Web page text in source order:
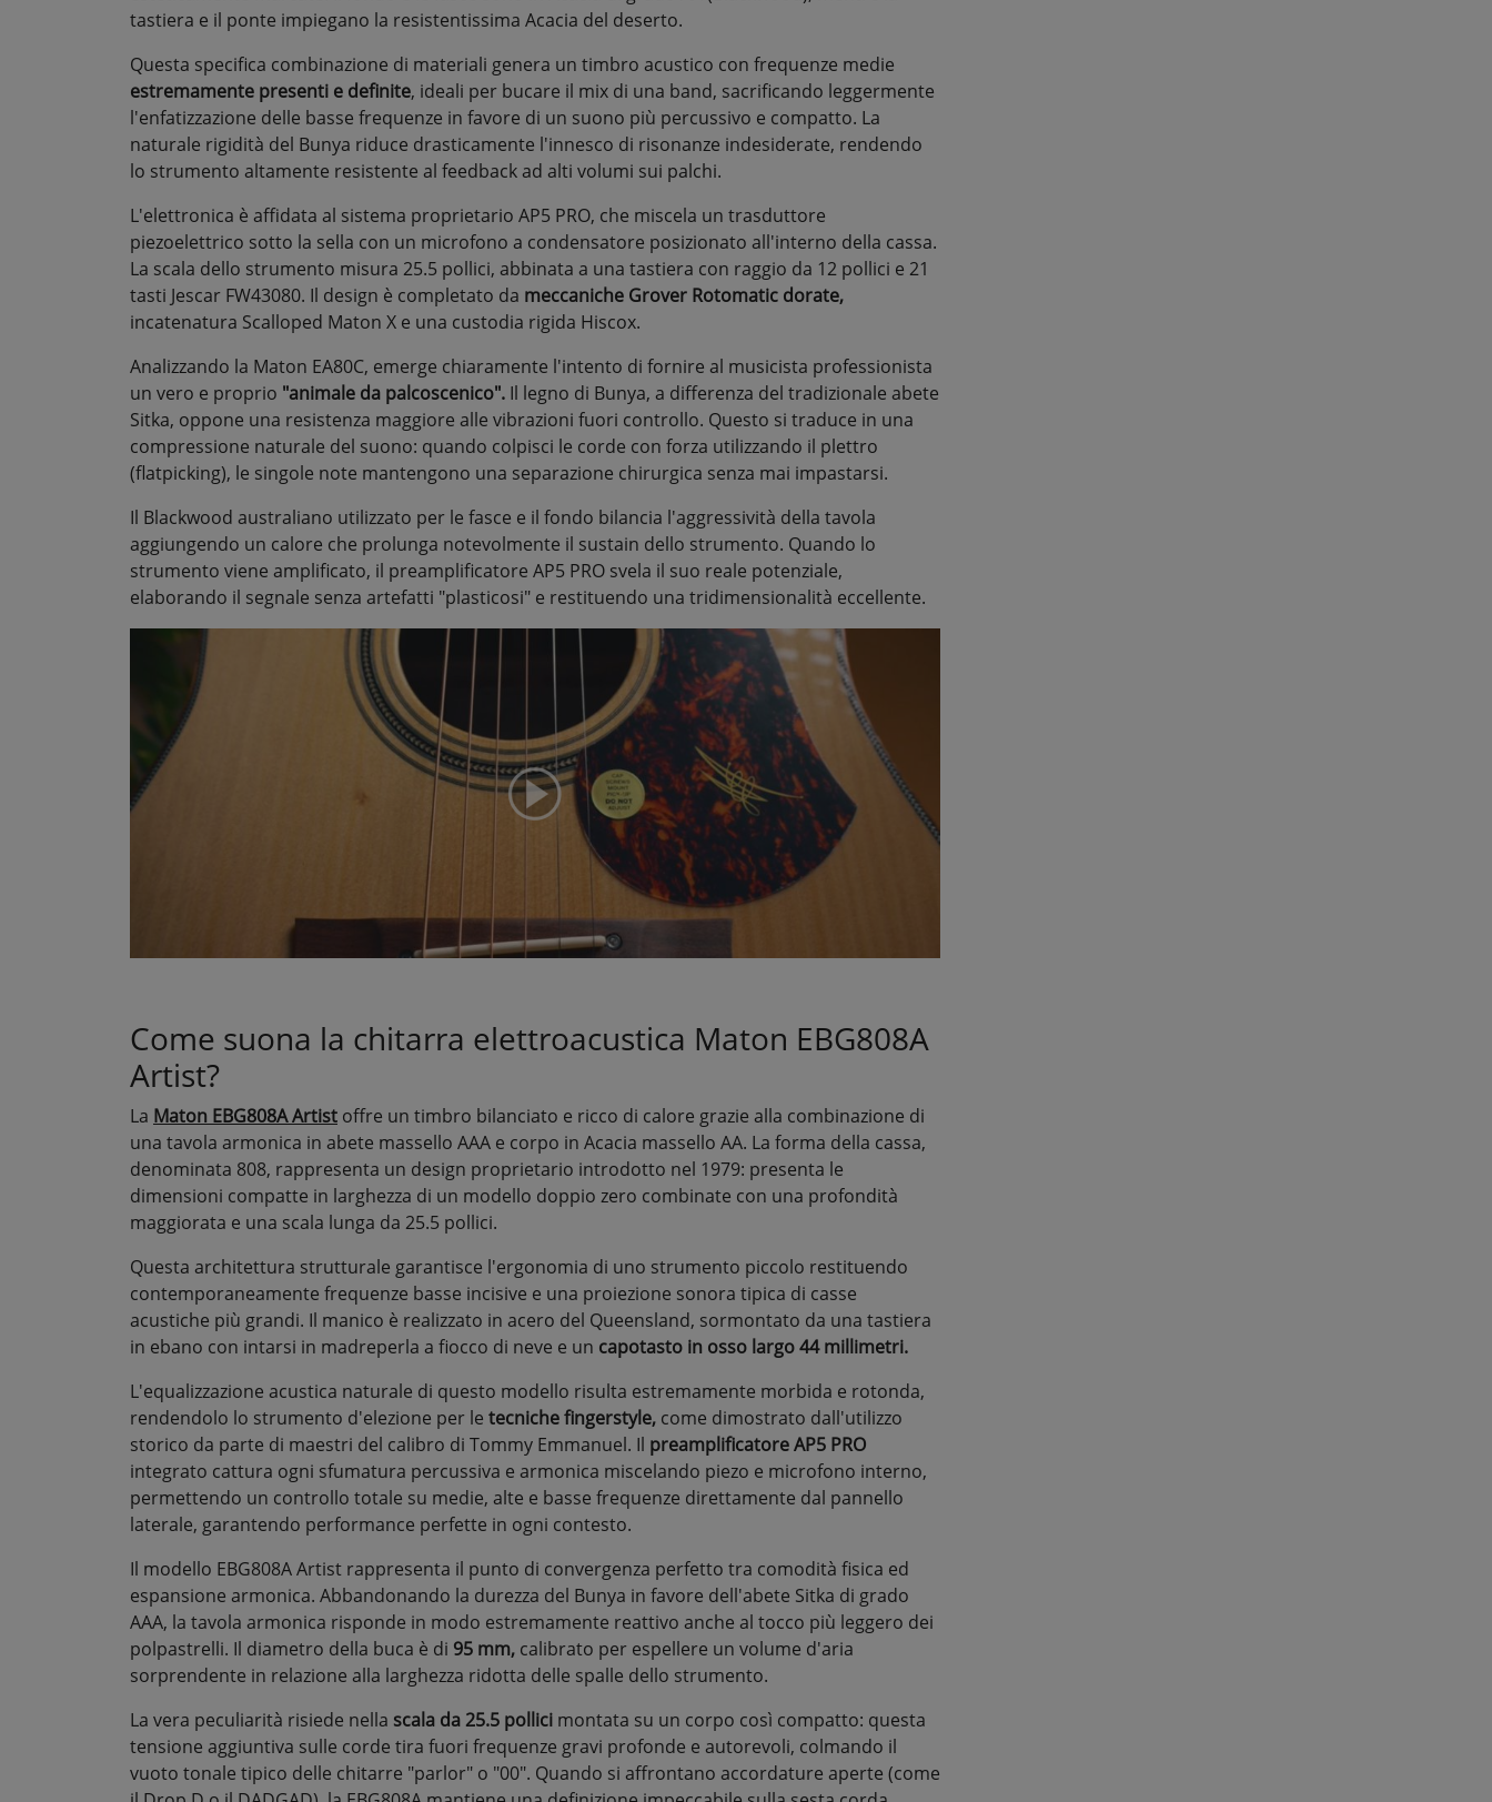
tastiera e il ponte impiegano la resistentissima Acacia del deserto.
Questa specifica combinazione di materiali genera un timbro acustico con frequenze medie
estremamente presenti e definite, ideali per bucare il mix di una band, sacrificando leggermente
l'enfatizzazione delle basse frequenze in favore di un suono più percussivo e compatto. La
naturale rigidità del Bunya riduce drasticamente l'innesco di risonanze indesiderate, rendendo
lo strumento altamente resistente al feedback ad alti volumi sui palchi.
L'elettronica è affidata al sistema proprietario AP5 PRO, che miscela un trasduttore
piezoelettrico sotto la sella con un microfono a condensatore posizionato all'interno della cassa.
La scala dello strumento misura 25.5 pollici, abbinata a una tastiera con raggio da 12 pollici e 21
tasti Jescar FW43080. Il design è completato da meccaniche Grover Rotomatic dorate,
incatenatura Scalloped Maton X e una custodia rigida Hiscox.
Analizzando la Maton EA80C, emerge chiaramente l'intento di fornire al musicista professionista
un vero e proprio "animale da palcoscenico". Il legno di Bunya, a differenza del tradizionale abete
Sitka, oppone una resistenza maggiore alle vibrazioni fuori controllo. Questo si traduce in una
compressione naturale del suono: quando colpisci le corde con forza utilizzando il plettro
(flatpicking), le singole note mantengono una separazione chirurgica senza mai impastarsi.
Il Blackwood australiano utilizzato per le fasce e il fondo bilancia l'aggressività della tavola
aggiungendo un calore che prolunga notevolmente il sustain dello strumento. Quando lo
strumento viene amplificato, il preamplificatore AP5 PRO svela il suo reale potenziale,
elaborando il segnale senza artefatti "plasticosi" e restituendo una tridimensionalità eccellente.
Come suona la chitarra elettroacustica Maton EBG808A
Artist?
La Maton EBG808A Artist offre un timbro bilanciato e ricco di calore grazie alla combinazione di
una tavola armonica in abete massello AAA e corpo in Acacia massello AA. La forma della cassa,
denominata 808, rappresenta un design proprietario introdotto nel 1979: presenta le
dimensioni compatte in larghezza di un modello doppio zero combinate con una profondità
maggiorata e una scala lunga da 25.5 pollici.
Questa architettura strutturale garantisce l'ergonomia di uno strumento piccolo restituendo
contemporaneamente frequenze basse incisive e una proiezione sonora tipica di casse
acustiche più grandi. Il manico è realizzato in acero del Queensland, sormontato da una tastiera
in ebano con intarsi in madreperla a fiocco di neve e un capotasto in osso largo 44 millimetri.
L'equalizzazione acustica naturale di questo modello risulta estremamente morbida e rotonda,
rendendolo lo strumento d'elezione per le tecniche fingerstyle, come dimostrato dall'utilizzo
storico da parte di maestri del calibro di Tommy Emmanuel. Il preamplificatore AP5 PRO
integrato cattura ogni sfumatura percussiva e armonica miscelando piezo e microfono interno,
permettendo un controllo totale su medie, alte e basse frequenze direttamente dal pannello
laterale, garantendo performance perfette in ogni contesto.
Il modello EBG808A Artist rappresenta il punto di convergenza perfetto tra comodità fisica ed
espansione armonica. Abbandonando la durezza del Bunya in favore dell'abete Sitka di grado
AAA, la tavola armonica risponde in modo estremamente reattivo anche al tocco più leggero dei
polpastrelli. Il diametro della buca è di 95 mm, calibrato per espellere un volume d'aria
sorprendente in relazione alla larghezza ridotta delle spalle dello strumento.
La vera peculiarità risiede nella scala da 25.5 pollici montata su un corpo così compatto: questa
tensione aggiuntiva sulle corde tira fuori frequenze gravi profonde e autorevoli, colmando il
vuoto tonale tipico delle chitarre "parlor" o "00". Quando si affrontano accordature aperte (come